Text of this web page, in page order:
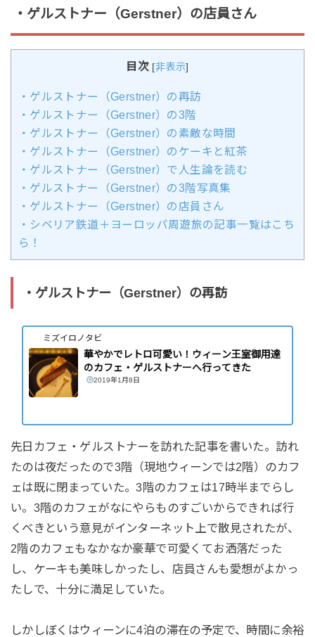
・ゲルストナー（Gerstner）の店員さん
目次 [非表示]
・ゲルストナー（Gerstner）の再訪
・ゲルストナー（Gerstner）の3階
・ゲルストナー（Gerstner）の素敵な時間
・ゲルストナー（Gerstner）のケーキと紅茶
・ゲルストナー（Gerstner）で人生論を読む
・ゲルストナー（Gerstner）の3階写真集
・ゲルストナー（Gerstner）の店員さん
・シベリア鉄道＋ヨーロッパ周遊旅の記事一覧はこち
ら！
・ゲルストナー（Gerstner）の再訪
ミズイロノタビ
華やかでレトロ可愛い！ウィーン王室御用達
のカフェ・ゲルストナーへ行ってきた
2019年1月8日
先日カフェ・ゲルストナーを訪れた記事を書いた。訪れ
たのは夜だったので3階（現地ウィーンでは2階）のカフ
ェは既に閉まっていた。3階のカフェは17時半までらし
い。3階のカフェがなにやらものすごいからできれば行
くべきという意見がインターネット上で散見されたが、
2階のカフェもなかなか豪華で可愛くてお洒落だった
し、ケーキも美味しかったし、店員さんも愛想がよかっ
たしで、十分に満足していた。
しかしぼくはウィーンに4泊の滞在の予定で、時間に余裕